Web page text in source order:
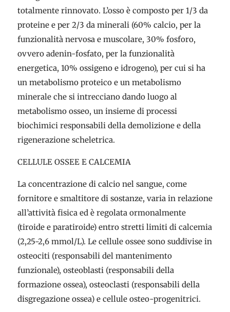
totalmente rinnovato. L’osso è composto per 1/3 da
proteine e per 2/3 da minerali (60% calcio, per la
funzionalità nervosa e muscolare, 30% fosforo,
ovvero adenin-fosfato, per la funzionalità
energetica, 10% ossigeno e idrogeno), per cui si ha
un metabolismo proteico e un metabolismo
minerale che si intrecciano dando luogo al
metabolismo osseo, un insieme di processi
biochimici responsabili della demolizione e della
rigenerazione scheletrica.
CELLULE OSSEE E CALCEMIA
La concentrazione di calcio nel sangue, come
fornitore e smaltitore di sostanze, varia in relazione
all’attività fisica ed è regolata ormonalmente
(tiroide e paratiroide) entro stretti limiti di calcemia
(2,25-2,6 mmol/L). Le cellule ossee sono suddivise in
osteociti (responsabili del mantenimento
funzionale), osteoblasti (responsabili della
formazione ossea), osteoclasti (responsabili della
disgregazione ossea) e cellule osteo-progenitrici.